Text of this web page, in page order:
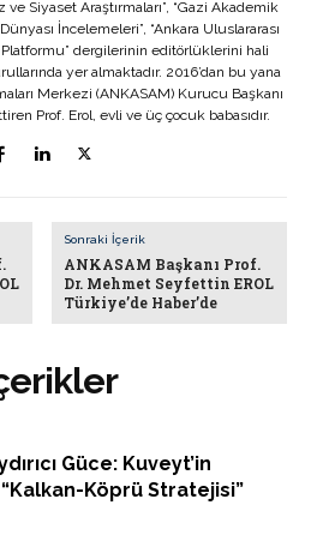
Güce: Kuveyt’in
Köprü Stratejisi”
ve Siyaset Araştırmaları”, “Gazi Akademik
İncelemeleri”, “Ankara Uluslararası
Platformu” dergilerinin editörlüklerini hali
yer almaktadır. 2016’dan bu yana
Merkezi (ANKASAM) Kurucu Başkanı
Prof. Erol, evli ve üç çocuk babasıdır.
Sonraki İçerik
ANKASAM Başkanı Prof.
Dr. Mehmet Seyfettin EROL
Türkiye’de Haber’de